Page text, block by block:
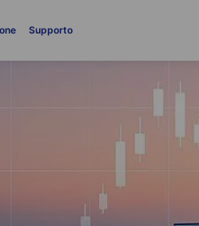
Supporto